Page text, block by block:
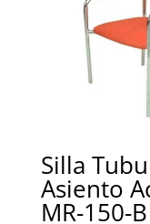
Silla
Asiento
MR-150-B